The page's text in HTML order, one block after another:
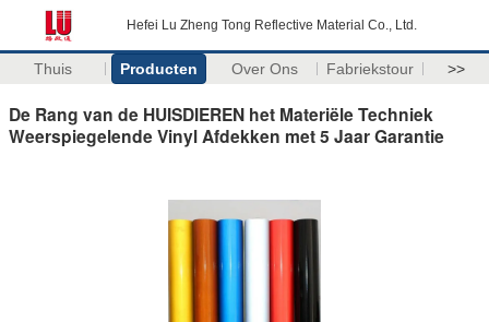
Hefei Lu Zheng Tong Reflective Material Co., Ltd.
Thuis Producten Over Ons Fabriekstour >>
De Rang van de HUISDIEREN het Materiële Techniek
Weerspiegelende Vinyl Afdekken met 5 Jaar Garantie